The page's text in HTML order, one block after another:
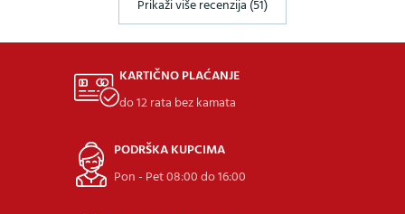
Prikaži više recenzija (51)
KARTIČNO PLAĆANJE
do 12 rata bez kamata
PODRŠKA KUPCIMA
Pon - Pet 08:00 do 16:00